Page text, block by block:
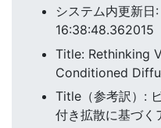
システム内更新
16:38:48.362015
Title: Rethinking
Conditioned
Title（参考訳）:
付き拡散に基づく